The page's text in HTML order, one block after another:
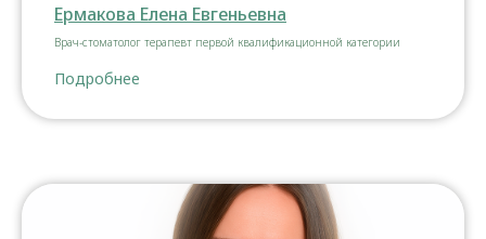
Ермакова Елена Евгеньевна
Врач-стоматолог терапевт первой квалификационной категории
Подробнее